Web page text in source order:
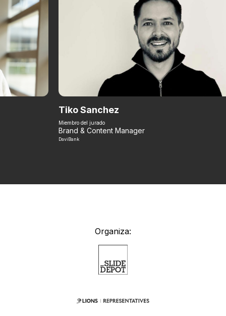
Tiko Sanchez
Miembro del jurado
Brand & Content Manager
DaviBank
Organiza: